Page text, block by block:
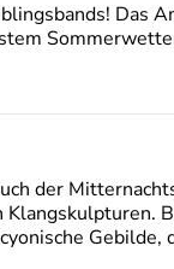
der
Gebilde,